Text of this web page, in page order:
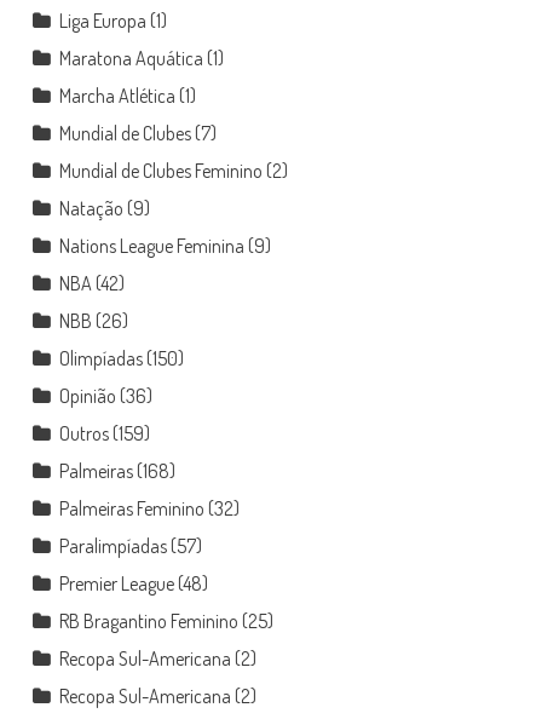
Liga Europa (1)
Maratona Aquática (1)
Marcha Atlética (1)
Mundial de Clubes(7)
Mundial de Clubes Feminino (2)
Natação (9)
Nations League Feminina (9)
NBA(42)
NBB (26)
Olimpíadas(150)
Opinião (36)
Outros(159)
Palmeiras(168)
Palmeiras Feminino (32)
Paralimpíadas(57)
Premier League(48)
RB Bragantino Feminino (25)
Recopa Sul-Americana (2)
Recopa Sul-Americana (2)